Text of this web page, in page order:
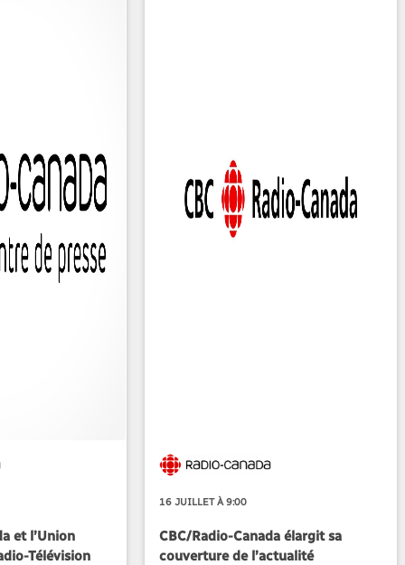
et l’Union
Télévision
16 JUILLET À 9:00
CBC/Radio-Canada élargit sa
couverture de l’actualité